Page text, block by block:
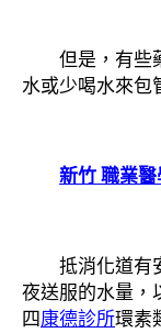
但是，有些
水或少喝水來包
新竹 職業
抵消化道有
夜送服的水量，
四康德診所環素